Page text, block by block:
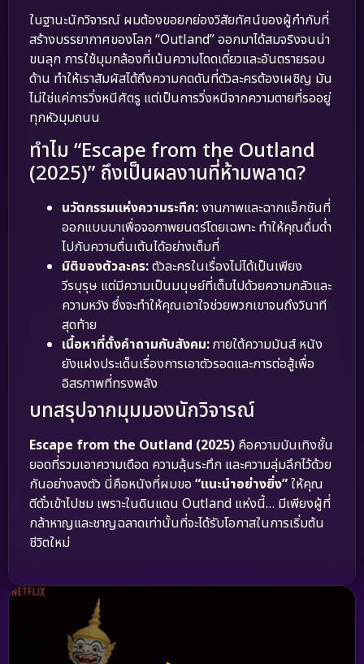
ในฐานะนักวิจารณ์ ผมต้องขอยกย่องวิสัยทัศน์ของผู้กำกับที่
สร้างบรรยากาศของโลก “Outland” ออกมาได้สมจริงจนน่า
ขนลุก การใช้มุมกล้องที่เน้นความโดดเดี่ยวและอันตรายรอบ
ด้าน ทำให้เราสัมผัสได้ถึงความกดดันที่ตัวละครต้องเผชิญ มัน
ไม่ใช่แค่การวิ่งหนีศัตรู แต่เป็นการวิ่งหนีจากความตายที่รออยู่
ทุกหัวมุมถนน
ทำไม “Escape from the Outland
(2025)” ถึงเป็นผลงานที่ห้ามพลาด?
นวัตกรรมแห่งความระทึก:งานภาพและฉากแอ็กชันที่
ออกแบบมาเพื่อจอภาพยนตร์โดยเฉพาะ ทำให้คุณดื่มด่ำ
ไปกับความตื่นเต้นได้อย่างเต็มที่
มิติของตัวละคร:ตัวละครในเรื่องไม่ได้เป็นเพียง
วีรบุรุษ แต่มีความเป็นมนุษย์ที่เต็มไปด้วยความกลัวและ
ความหวัง ซึ่งจะทำให้คุณเอาใจช่วยพวกเขาจนถึงวินาที
สุดท้าย
เนื้อหาที่ตั้งคำถามกับสังคม:ภายใต้ความมันส์ หนัง
ยังแฝงประเด็นเรื่องการเอาตัวรอดและการต่อสู้เพื่อ
อิสรภาพที่ทรงพลัง
บทสรุปจากมุมมองนักวิจารณ์
Escape from the Outland (2025) คือความบันเทิงชั้น
ยอดที่รวมเอาความเดือด ความลุ้นระทึก และความลุ่มลึกไว้ด้วย
กันอย่างลงตัว นี่คือหนังที่ผมขอ “แนะนำอย่างยิ่ง”ให้คุณ
ตีตั๋วเข้าไปชม เพราะในดินแดน Outland แห่งนี้… มีเพียงผู้ที่
กล้าหาญและชาญฉลาดเท่านั้นที่จะได้รับโอกาสในการเริ่มต้น
ชีวิตใหม่